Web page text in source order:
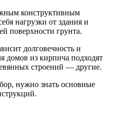
конструктивным
нагрузки от здания и
поверхности грунта.
долговечность и
домов из кирпича подходят
строений — другие.
нужно знать основные